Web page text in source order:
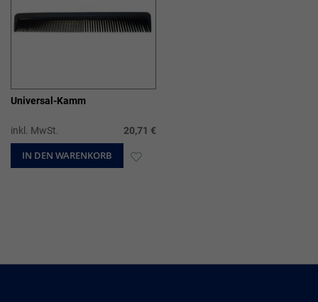
Universal-Kamm
inkl. MwSt. 20,71 €
IN DEN WARENKORB ZUR